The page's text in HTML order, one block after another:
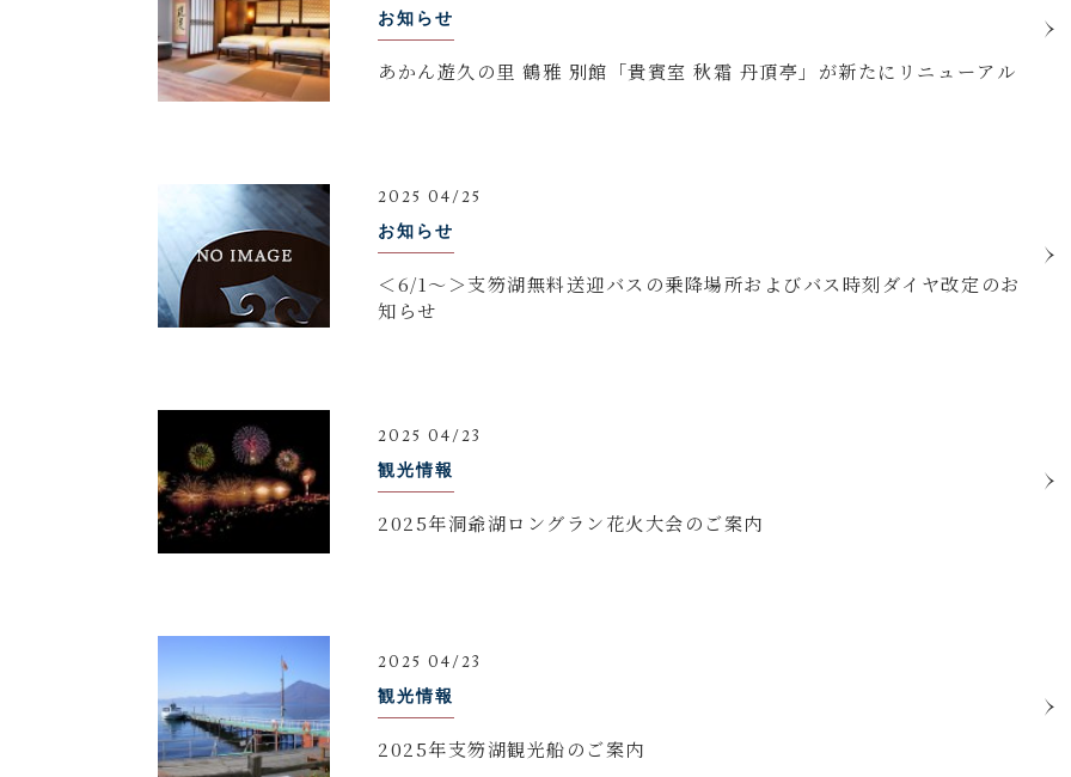
お知らせ
あかん遊久の里 鶴雅 別館「貴賓室 秋霜 丹頂亭」が新たにリニューアル
2025 04/25
お知らせ
＜6/1～＞支笏湖無料送迎バスの乗降場所およびバス時刻ダイヤ改定のお
知らせ
2025 04/23
観光情報
2025年洞爺湖ロングラン花火大会のご案内
2025 04/23
観光情報
2025年支笏湖観光船のご案内